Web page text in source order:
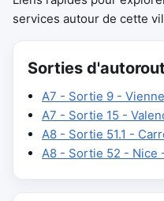
services autour de cette
Sorties
A7 - Sortie 9 -
A7 - Sortie 15 -
A8 - Sortie 51.1 -
A8 - Sortie 52 - Nice